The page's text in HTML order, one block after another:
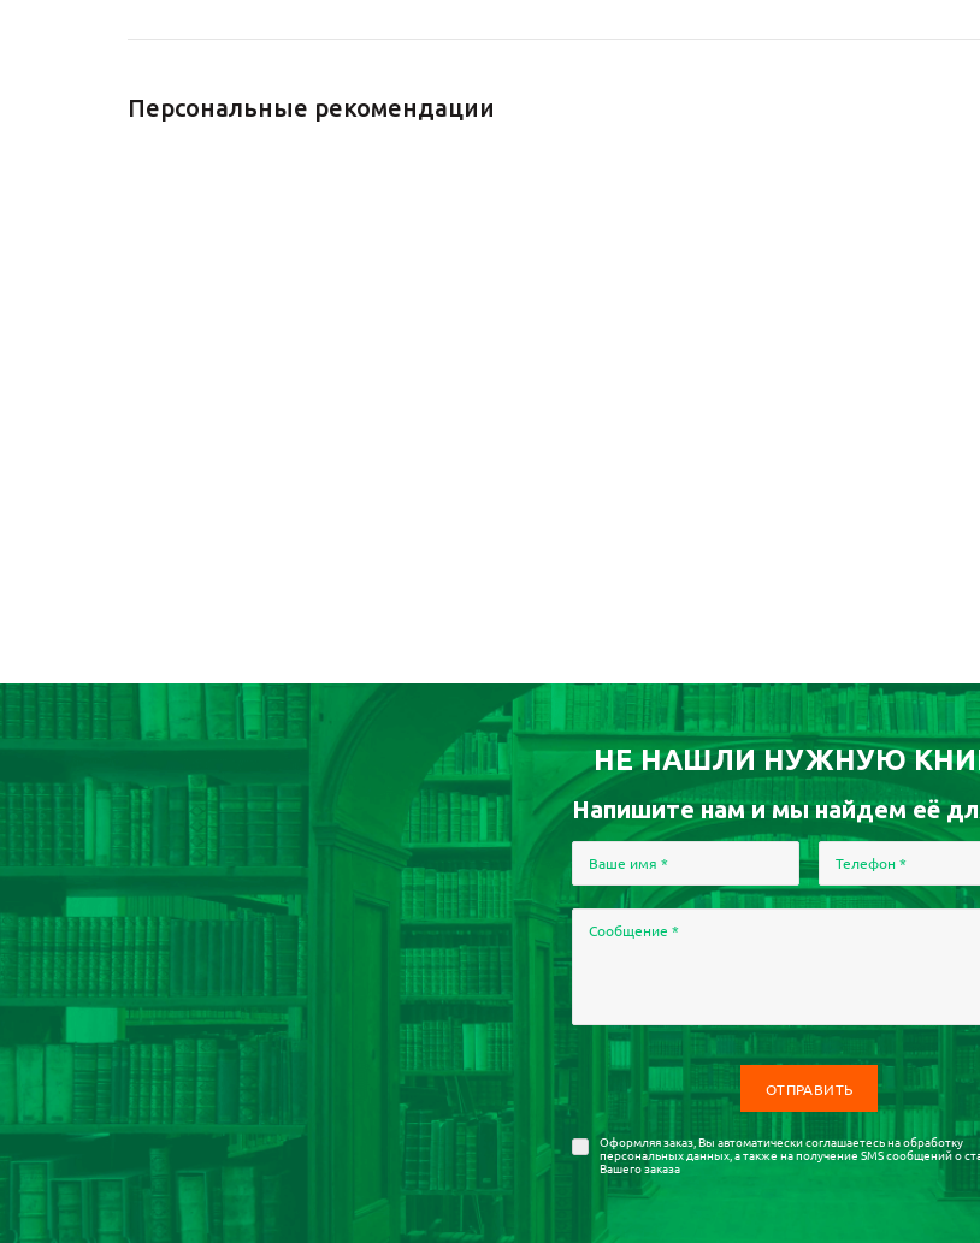
Персональные рекомендации
НЕ НАШЛИ НУЖНУЮ
Напишите нам и мы найдем её
Ваше имя * Телефон *
Сообщение *
Оформляя заказ, Вы автоматически соглашаетесь наобработку
персональных данных, а также на получение SMS сообщений о
Вашего заказа